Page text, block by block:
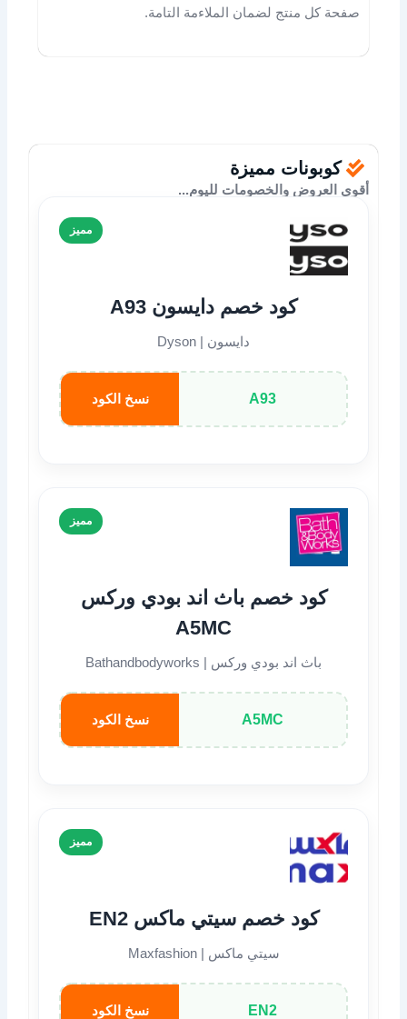
صفحة كل منتج لضمان الملاءمة التامة.
كوبونات مميزة
أقوى العروض والخصومات لليوم...
مميز
كود خصم دايسون A93
دايسون | Dyson
A93 نسخ الكود
مميز
كود خصم باث اند بودي وركس
A5MC
باث اند بودي وركس | Bathandbodyworks
A5MC نسخ الكود
مميز
كود خصم سيتي ماكس EN2
سيتي ماكس | Maxfashion
EN2 نسخ الكود